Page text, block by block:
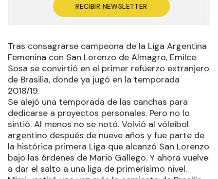
RECIBIR NEWSLETTER
Tras consagrarse campeona de la Liga Argentina
Femenina con San Lorenzo de Almagro, Emilce
Sosa se convirtió en el primer refuerzo extranjero
de Brasilia, donde ya jugó en la temporada
2018/19.
Se alejó una temporada de las canchas para
dedicarse a proyectos personales. Pero no lo
sintió. Al menos no se notó. Volvió al vóleibol
argentino después de nueve años y fue parte de
la histórica primera Liga que alcanzó San Lorenzo
bajo las órdenes de Mario Gallego. Y ahora vuelve
a dar el salto a una liga de primerísimo nivel.